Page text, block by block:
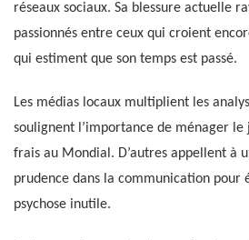
réseaux sociaux. Sa blessure actuelle
passionnés entre ceux qui croient
qui estiment que son temps est passé.
Les médias locaux multiplient les
soulignent l’importance de ménager
frais au Mondial. D’autres appellent à
prudence dans la communication pour
psychose inutile.